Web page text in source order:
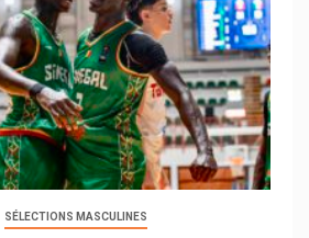
SÉLECTIONS MASCULINES